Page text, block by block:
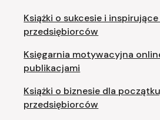
Książki o sukcesie i
przedsiębiorców
Księgarnia motywacyjna
publikacjami
Książki o biznesie dla
przedsiębiorców